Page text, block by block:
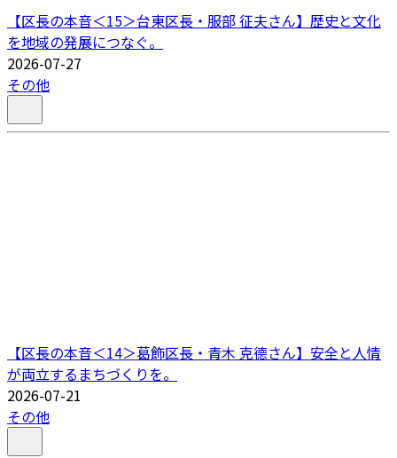
【区長の本音＜15＞台東区長・服部 征夫さん】歴史と文化
を地域の発展につなぐ。
2026-07-27
その他
【区長の本音＜14＞葛飾区長・青木 克德さん】安全と人情
が両立するまちづくりを。
2026-07-21
その他